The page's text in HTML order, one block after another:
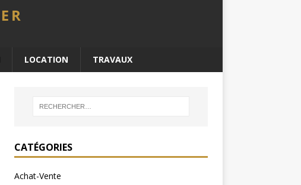
LOCATION TRAVAUX
CATÉGORIES
Achat-Vente